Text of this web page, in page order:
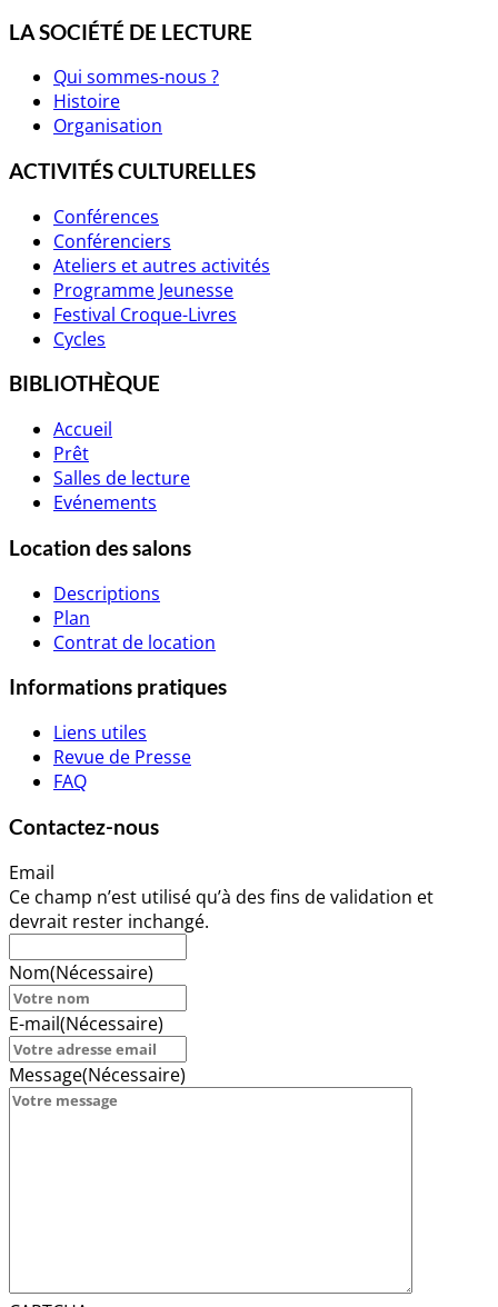
LA SOCIÉTÉ DE LECTURE
Qui sommes-nous ?
Histoire
Organisation
ACTIVITÉS CULTURELLES
Conférences
Conférenciers
Ateliers et autres activités
Programme Jeunesse
Festival Croque-Livres
Cycles
BIBLIOTHÈQUE
Accueil
Prêt
Salles de lecture
Evénements
Location des salons
Descriptions
Plan
Contrat de location
Informations pratiques
Liens utiles
Revue de Presse
FAQ
Contactez-nous
Email
Ce champ n’est utilisé qu’à des fins de validation et
devrait rester inchangé.
Nom(Nécessaire)
E-mail(Nécessaire)
Message(Nécessaire)